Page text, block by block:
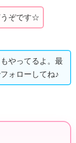
うぞです☆
やってるよ。最
ォローしてね♪